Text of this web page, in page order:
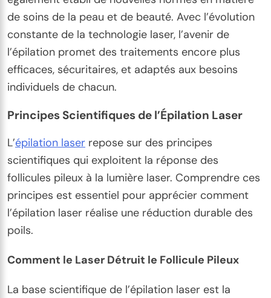
de soins de la peau et de beauté. Avec l’évolution
constante de la technologie laser, l’avenir de
l’épilation promet des traitements encore plus
efficaces, sécuritaires, et adaptés aux besoins
individuels de chacun.
Principes Scientifiques de l’Épilation Laser
L’épilation laser repose sur des principes
scientifiques qui exploitent la réponse des
follicules pileux à la lumière laser. Comprendre ces
principes est essentiel pour apprécier comment
l’épilation laser réalise une réduction durable des
poils.
Comment le Laser Détruit le Follicule Pileux
La base scientifique de l’épilation laser est la